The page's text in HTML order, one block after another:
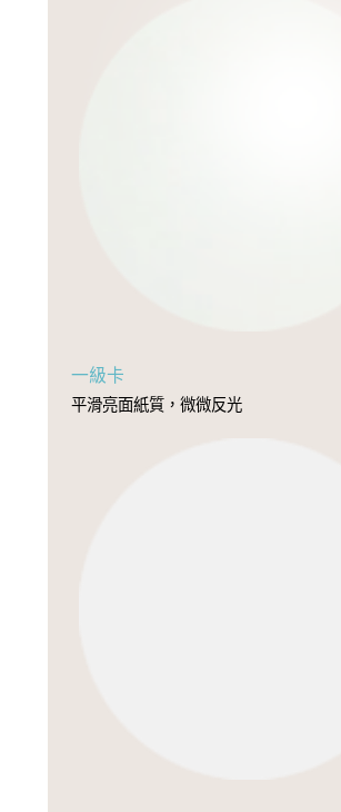
一級卡
平滑亮面紙質，微微反光